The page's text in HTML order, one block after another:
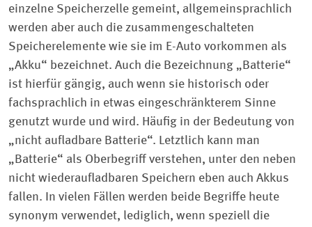
einzelne Speicherzelle gemeint, allgemeinsprachlich
werden aber auch die zusammengeschalteten
Speicherelemente wie sie im E-Auto vorkommen als
„Akku“ bezeichnet. Auch die Bezeichnung „Batterie“
ist hierfür gängig, auch wenn sie historisch oder
fachsprachlich in etwas eingeschränkterem Sinne
genutzt wurde und wird. Häufig in der Bedeutung von
„nicht aufladbare Batterie“. Letztlich kann man
„Batterie“ als Oberbegriff verstehen, unter den neben
nicht wiederaufladbaren Speichern eben auch Akkus
fallen. In vielen Fällen werden beide Begriffe heute
synonym verwendet, lediglich, wenn speziell die